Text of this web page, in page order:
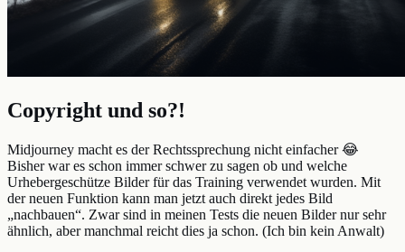
Copyright und so?!
Midjourney macht es der Rechtssprechung nicht einfacher 😂
Bisher war es schon immer schwer zu sagen ob und welche
Urhebergeschütze Bilder für das Training verwendet wurden. Mit
der neuen Funktion kann man jetzt auch direkt jedes Bild
„nachbauen“. Zwar sind in meinen Tests die neuen Bilder nur sehr
ähnlich, aber manchmal reicht dies ja schon. (Ich bin kein Anwalt)